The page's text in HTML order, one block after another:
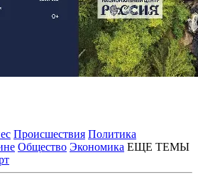
Происшествия Политика
Общество Экономика ЕЩЕ ТЕМЫ